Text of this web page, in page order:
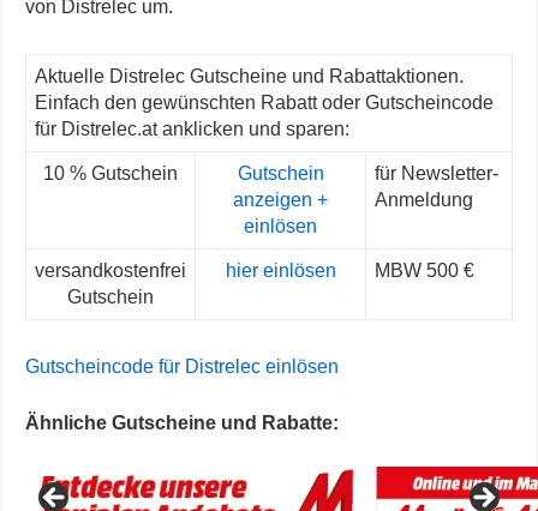
von Distrelec um.
Aktuelle Distrelec Gutscheine und Rabattaktionen.
Einfach den gewünschten Rabatt oder Gutscheincode
für Distrelec.at anklicken und sparen:
10 % Gutschein
Gutschein
anzeigen +
einlösen
für Newsletter-
Anmeldung
versandkostenfrei
Gutschein
hier einlösen MBW 500 €
Gutscheincode für Distrelec einlösen
Ähnliche Gutscheine und Rabatte: